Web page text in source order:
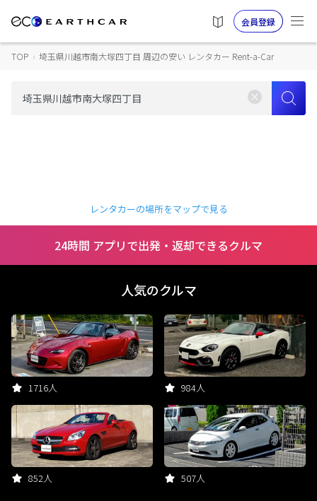
会員登録
TOP › 埼玉県川越市南大塚四丁目 周辺の安い レンタカー Rent-a-Car
レンタカーの場所をマップで見る
24時間 アプリで出発・返却できるクルマ
人気のクルマ
1716人 984人
852人 507人